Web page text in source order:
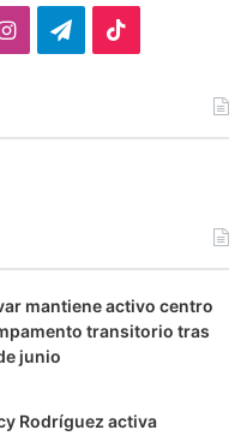
:
I
g
r
a
m
r
a
k
mantiene activo centro
transitorio tras
junio
Rodríguez activa